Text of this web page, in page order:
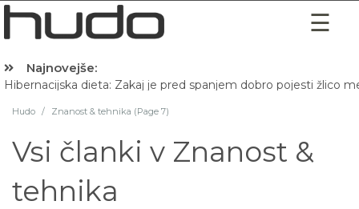
Najnovejše:
Hibernacijska dieta: Zakaj je pred spanjem dobro pojesti žlico
Hudo / Znanost & tehnika (Page 7)
Vsi članki v Znanost &
tehnika